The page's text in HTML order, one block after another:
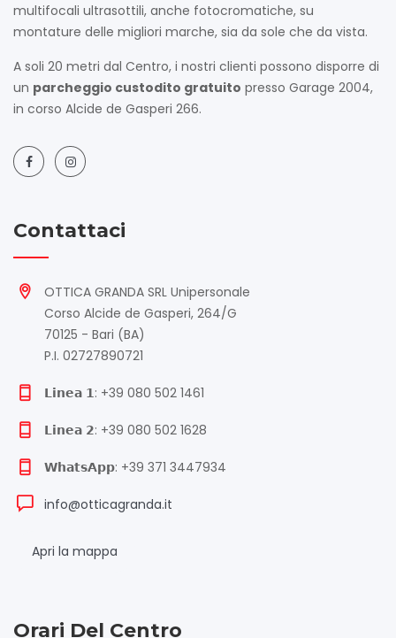
multifocali ultrasottili, anche fotocromatiche, su
montature delle migliori marche, sia da sole che da vista.
A soli 20 metri dal Centro, i nostri clienti possono disporre di
un parcheggio custodito gratuito presso Garage 2004,
in corso Alcide de Gasperi 266.
Contattaci
OTTICA GRANDA SRL Unipersonale
Corso Alcide de Gasperi, 264/G
70125 - Bari (BA)
P.I. 02727890721
𝗟𝗶𝗻𝗲𝗮 𝟭: +39 080 502 1461
𝗟𝗶𝗻𝗲𝗮 𝟮: +39 080 502 1628
𝗪𝗵𝗮𝘁𝘀𝗔𝗽𝗽: +39 371 3447934
info@otticagranda.it
Apri la mappa
Orari Del Centro